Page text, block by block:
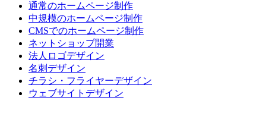
通常のホームページ制作
中規模のホームページ制作
CMSでのホームページ制作
ネットショップ開業
法人ロゴデザイン
名刺デザイン
チラシ・フライヤーデザイン
ウェブサイトデザイン